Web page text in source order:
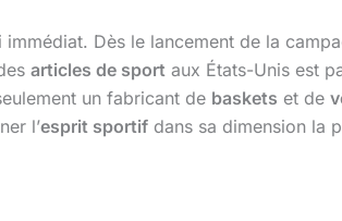
Dès le lancement de la
articles de sport aux États-Unis est
un fabricant de baskets et de
l’esprit sportif dans sa dimension la